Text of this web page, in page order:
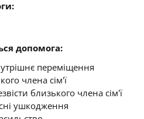
допомога:
переміщення
члена сім'ї
близького члена сім'ї
ушкодження